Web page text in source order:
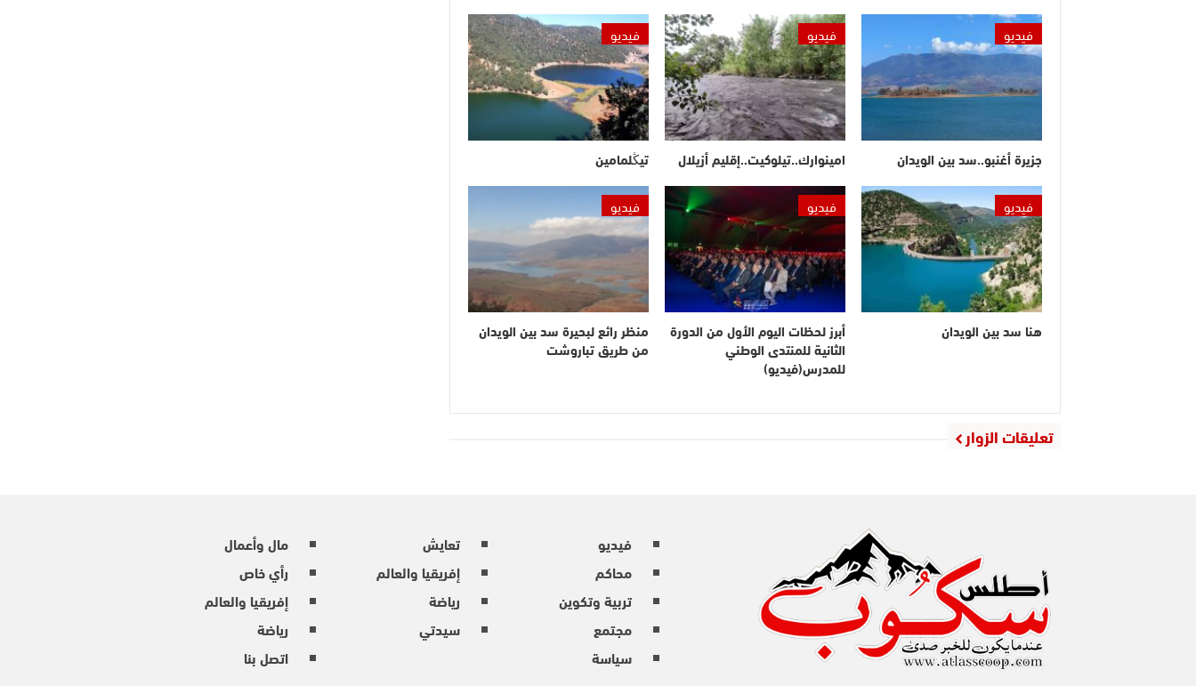
فيديو
جزيرة أغنبو..سد بين الويدان
فيديو
امينوارك..تيلوكيت..إقليم أزيلال
فيديو
تيڭلمامين
فيديو
هنا سد بين الويدان
فيديو
أبرز لحظات اليوم الأول من الدورة
الثانية للمنتدى الوطني
للمدرس(فيديو)
فيديو
منظر رائع لبحيرة سد بين الويدان
من طريق تباروشت
تعليقات الزوار
فيديو
محاكم
تربية وتكوين
مجتمع
سياسة
تعايش
إفريقيا والعالم
رياضة
سيدتي
مال وأعمال
رأي خاص
إفريقيا والعالم
رياضة
اتصل بنا